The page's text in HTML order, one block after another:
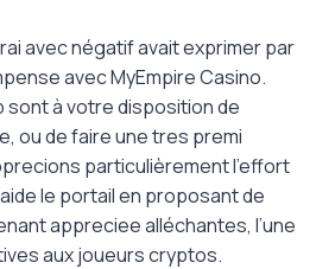
avec négatif avait exprimer par
avec MyEmpire Casino.
sont à votre disposition de
ou de faire une tres premi
particulièrement l’effort
le portail en proposant de
appreciee alléchantes, l’une
aux joueurs cryptos.